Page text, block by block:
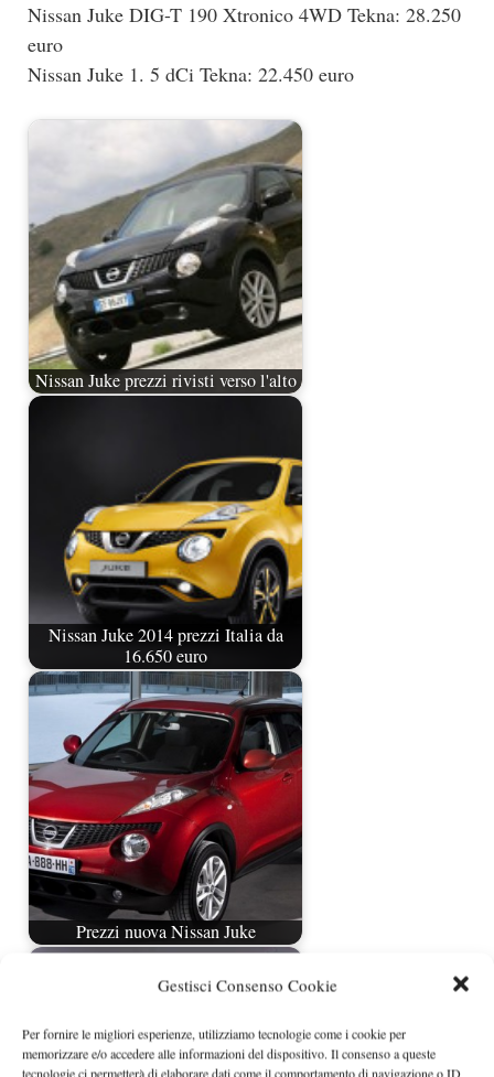
Gestisci Consenso Cookie
Per fornire le migliori esperienze, utilizziamo tecnologie come i cookie per
memorizzare e/o accedere alle informazioni del dispositivo. Il consenso a queste
tecnologie ci permetterà di elaborare dati come il comportamento di navigazione o ID
Nissan Juke DIG-T 190 Xtronico 4WD Tekna: 28.250
euro
Nissan Juke 1. 5 dCi Tekna: 22.450 euro
Nissan Juke prezzi rivisti verso l'alto
Nissan Juke 2014 prezzi Italia da
16.650 euro
Prezzi nuova Nissan Juke